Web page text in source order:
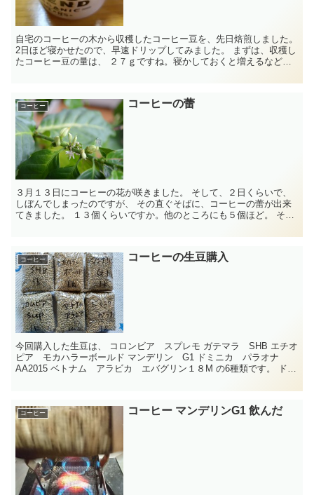
自宅のコーヒーの木から収穫したコーヒー豆を、先日焙煎しました。
2日ほど寝かせたので、早速ドリップしてみました。 まずは、収穫し
たコーヒー豆の量は、 ２７ｇですね。寝かしておくと増えるなどと
コーヒー コーヒーの蕾
３月１３日にコーヒーの花が咲きました。 そして、２日くらいで、
しぼんでしまったのですが、 その直ぐそばに、コーヒーの蕾が出来
てきました。 １３個くらいですか。他のところにも５個ほど。 そし
コーヒー コーヒーの生豆購入
今回購入した生豆は、 コロンビア スプレモ ガテマラ SHB エチオ
ピア モカハラーボールド マンデリン G1 ドミニカ パラオナ
AA2015 ベトナム アラビカ エバグリン１８M の6種類です。 ド
コーヒー コーヒー マンデリンG1 飲んだ